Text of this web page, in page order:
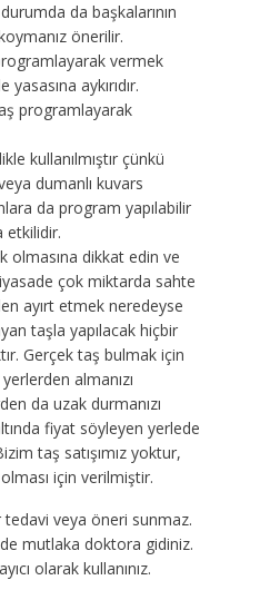
da başkalarının
önerilir.
vermek
aykırıdır.
programlayarak
kullanılmıştır çünkü
dumanlı kuvars
da program yapılabilir
etkilidir.
olmasına dikkat edin ve
çok miktarda sahte
ayırt etmek neredeyse
taşla yapılacak hiçbir
Gerçek taş bulmak için
almanızı
da uzak durmanızı
fiyat söyleyen yerlede
taş satışımız yoktur,
için verilmiştir.
tedavi veya öneri sunmaz.
mutlaka doktora gidiniz.
olarak kullanınız.